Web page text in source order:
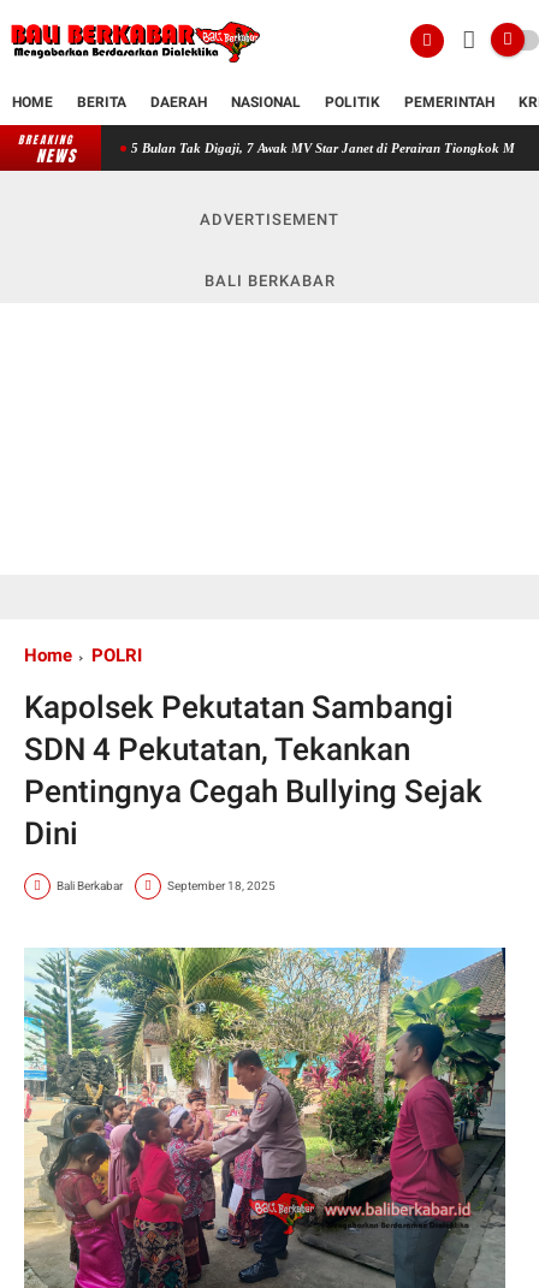
HOME BERITA DAERAH NASIONAL POLITIK PEMERINTAH
BREAKING
NEWS
5 Bulan Tak Digaji, 7 Awak MV Star Janet di Perairan Tiongkok Mengaku Menunggu
ADVERTISEMENT
BALI BERKABAR
Home POLRI
Kapolsek Pekutatan Sambangi
SDN 4 Pekutatan, Tekankan
Pentingnya Cegah Bullying Sejak
Dini
Bali Berkabar September 18, 2025